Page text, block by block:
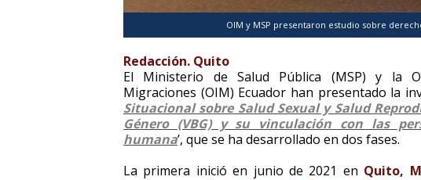
OIM y MSP presentaron estudio sobre
Redacción. Quito
El Ministerio de Salud Pública (MSP) y la
Migraciones (OIM) Ecuador han presentado la
Situacional sobre Salud Sexual y Salud
Género (VBG) y su vinculación con las
humana’, que se ha desarrollado en dos fases.
La primera inició en junio de 2021 en Quito,